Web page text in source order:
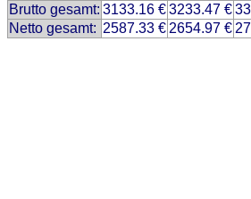
Brutto gesamt: 3133.16 €3233.47 €
Netto gesamt: 2587.33 € 2654.97 €